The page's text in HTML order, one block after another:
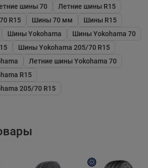
срок службы
нововведений данной модели
смеси. Она отличается
и апельсинового масла. С их
шинники существенно повысили
сохранять целостность
и температурными
шины 70
Летние шины R15
R15
Шины 70 мм
Шины R15
Шины Yokohama
Шины Yokohama 70
Шины Yokohama 205/70 R15
Летние шины Yokohama 70
R15
205/70 R15